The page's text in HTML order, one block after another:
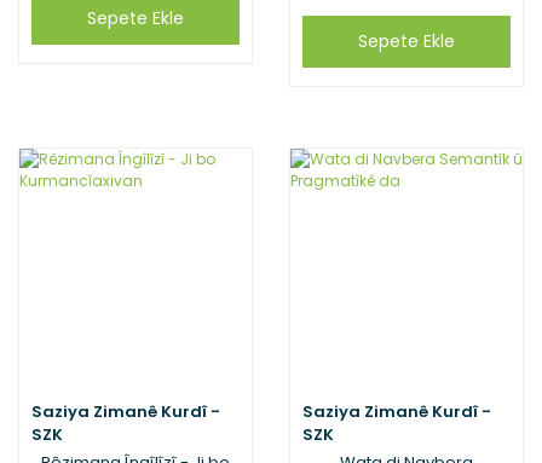
Sepete Ekle
Sepete Ekle
Saziya Zimanê Kurdî -
SZK
Saziya Zimanê Kurdî -
SZK